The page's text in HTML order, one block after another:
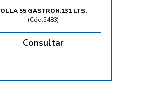
OLLA 55 GASTRON.131 LTS.
(Cód.5483)
Consultar